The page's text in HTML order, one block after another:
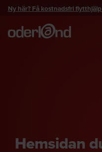
Gå
innehåll
Ny här? Få kostnadsfri
Hemsidan